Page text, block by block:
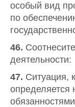
особый вид
по
46.
деятельности:
47. Ситуация,
определяется